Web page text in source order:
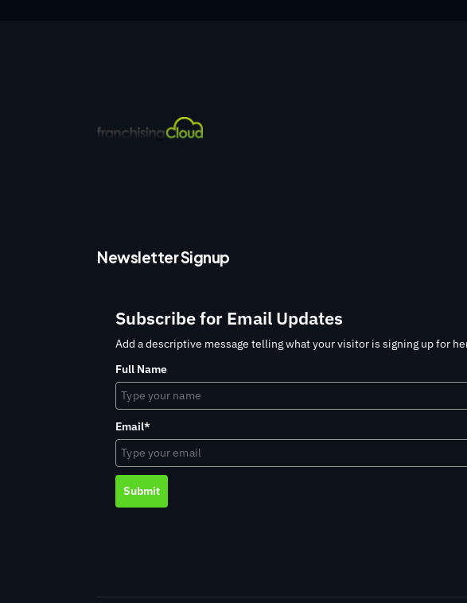
Newsletter Signup
Subscribe for Email Updates
Add a descriptive message telling what your visitor is signing up for
Full Name
Email*
Submit